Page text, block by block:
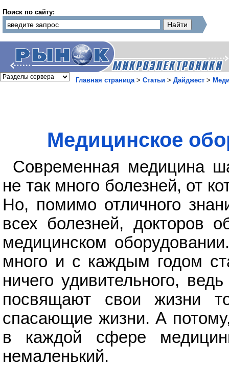
Поиск по сайту:
Главная страница> Статьи > Дайджест >
Медицинское
Современная медицина
не так много болезней, от
Но, помимо отличного
всех болезней, докторов
медицинском
много и с каждым годом
ничего удивительного,
посвящают свои жизни
спасающие жизни. А
в каждой сфере
немаленький.